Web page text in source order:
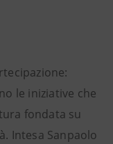
le iniziative che
fondata su
Intesa Sanpaolo